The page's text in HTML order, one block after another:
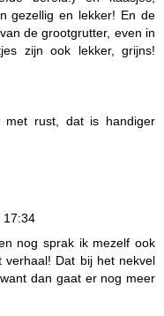
gezellig en lekker! En de
de grootgrutter, even in
zijn ook lekker, grijns!
met rust, dat is handiger
17:34
nog sprak ik mezelf ook
Dat bij het nekvel
dan gaat er nog meer